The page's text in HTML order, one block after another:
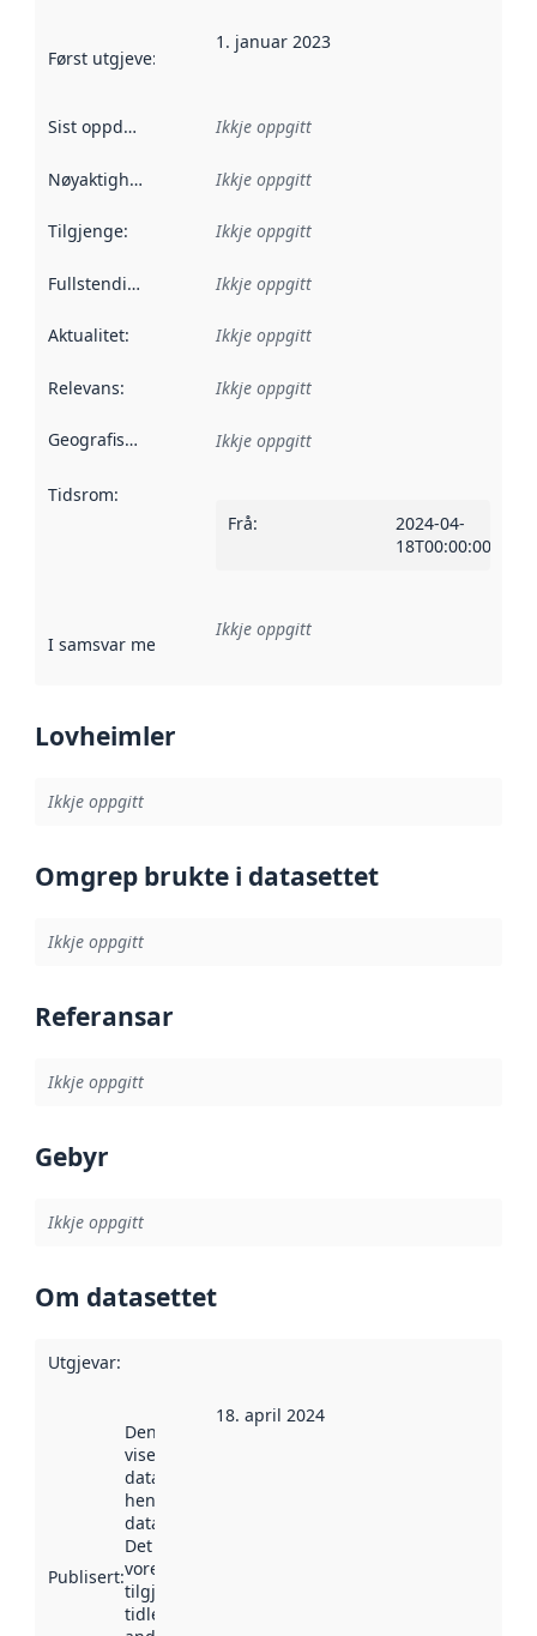
Først utgjeve: Denne datoen seier når dataa i dette
1. januar 2023
Sist oppdatert Ikkje oppgitt
Nøyaktigheit Ikkje oppgitt
Tilgjenge: Ikkje oppgitt
Fullstendigheit Ikkje oppgitt
Aktualitet: Ikkje oppgitt
Relevans: Ikkje oppgitt
Geografisk område Ikkje oppgitt
Tidsrom:
Frå:
2024-04-
18T00:00:00Z
I samsvar med Referanse til ei implementeringsregel eller
Ikkje oppgitt
Lovheimler
Ikkje oppgitt
Omgrep brukte i datasettet
Ikkje oppgitt
Referansar
Ikkje oppgitt
Gebyr
Ikkje oppgitt
Om datasettet
Utgjevar:
Publisert:
Denne datoen
viser når
datasettet vart
henta inn av
data.norge.no.
Det kan ha
vore
tilgjengeleg
tidlegare
18. april 2024